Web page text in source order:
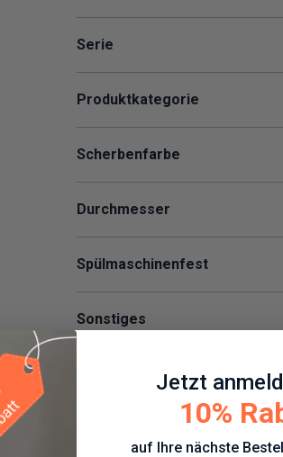
Serie
Produktkategorie
Scherbenfarbe
Durchmesser
Spülmaschinenfest
Sonstiges
Herstellerinformationen
Jetzt
10%
auf Ihre nächste